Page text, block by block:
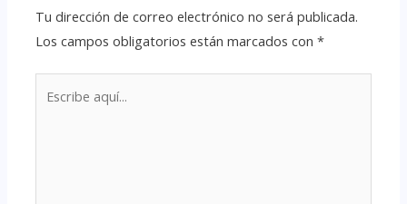
Tu dirección de correo electrónico no será publicada.
Los campos obligatorios están marcados con*